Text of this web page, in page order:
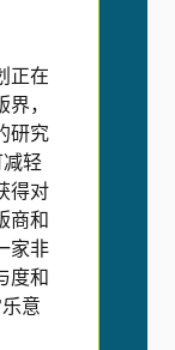
正在
，
研究
轻
得对
商和
家非
度和
意